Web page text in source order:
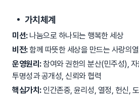
가치체계
미션:나눔으로 하나되는 행복한 세상
비전:함께 따뜻한 세상을 만드는 사랑의
운영원리:참여와 권한의 분산(민주성),
투명성과 공개성, 신뢰와 협력
핵심가치:인간존중, 윤리성, 열정, 헌신,